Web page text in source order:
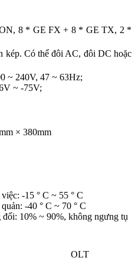
8 * GE FX + 8 * GE TX, 2 *
kép. Có thể đôi AC, đôi DC hoặc
~ 240V, 47 ~ 63Hz;
~ -75V;
× 380mm
-15 ° C ~ 55 ° C
-40 ° C ~ 70 ° C
10% ~ 90%, không ngưng tụ